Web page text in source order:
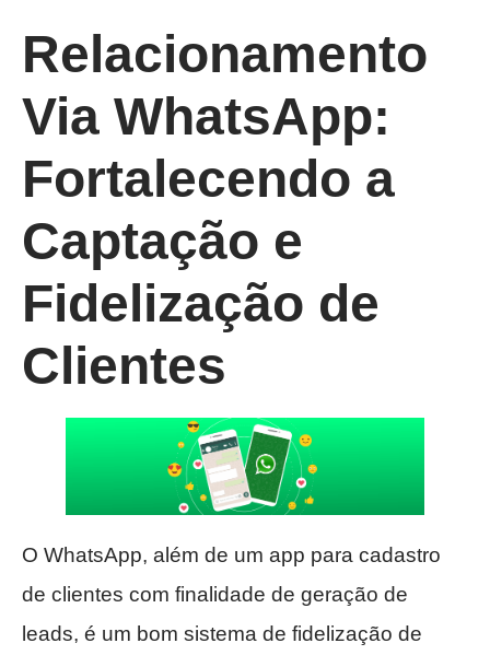
Relacionamento
Via WhatsApp:
Fortalecendo a
Captação e
Fidelização de
Clientes
O WhatsApp, além de um app para cadastro
de clientes com finalidade de geração de
leads, é um bom sistema de fidelização de